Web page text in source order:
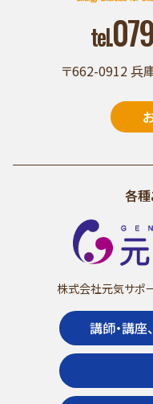
tel.
〒662-0912 兵
各種
株式会社元気サポー
講師・講